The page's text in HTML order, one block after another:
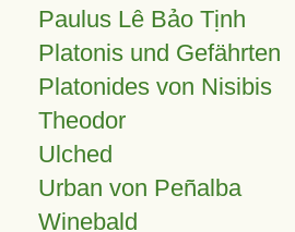
Paulus Lê Bảo Tịnh
Platonis und Gefährten
Platonides von Nisibis
Theodor
Ulched
Urban von Peñalba
Winebald